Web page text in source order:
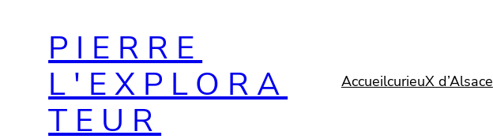
contenuPIERRE
L'EXPLORA
TEUR
AccueilcurieuX d’Alsace